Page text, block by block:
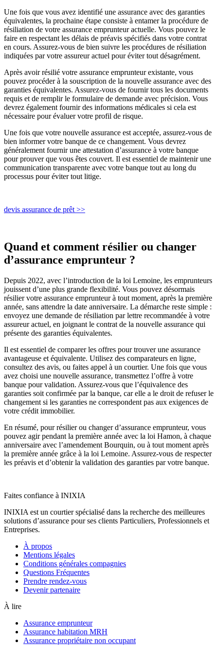
Une fois que vous avez identifié une assurance avec des garanties
équivalentes, la prochaine étape consiste à entamer la procédure de
résiliation de votre assurance emprunteur actuelle. Vous pouvez le
faire en respectant les délais de préavis spécifiés dans votre contrat
en cours. Assurez-vous de bien suivre les procédures de résiliation
indiquées par votre assureur actuel pour éviter tout désagrément.
Après avoir résilié votre assurance emprunteur existante, vous
pouvez procéder à la souscription de la nouvelle assurance avec des
garanties équivalentes. Assurez-vous de fournir tous les documents
requis et de remplir le formulaire de demande avec précision. Vous
devrez également fournir des informations médicales si cela est
nécessaire pour évaluer votre profil de risque.
Une fois que votre nouvelle assurance est acceptée, assurez-vous de
bien informer votre banque de ce changement. Vous devrez
généralement fournir une attestation d’assurance à votre banque
pour prouver que vous êtes couvert. Il est essentiel de maintenir une
communication transparente avec votre banque tout au long du
processus pour éviter tout litige.
devis assurance de prêt >>
Quand et comment résilier ou changer
d’assurance emprunteur ?
Depuis 2022, avec l’introduction de la loi Lemoine, les emprunteurs
jouissent d’une plus grande flexibilité. Vous pouvez désormais
résilier votre assurance emprunteur à tout moment, après la première
année, sans attendre la date anniversaire. La démarche reste simple :
envoyez une demande de résiliation par lettre recommandée à votre
assureur actuel, en joignant le contrat de la nouvelle assurance qui
présente des garanties équivalentes.
Il est essentiel de comparer les offres pour trouver une assurance
avantageuse et équivalente. Utilisez des comparateurs en ligne,
consultez des avis, ou faites appel à un courtier. Une fois que vous
avez choisi une nouvelle assurance, transmettez l’offre à votre
banque pour validation. Assurez-vous que l’équivalence des
garanties soit confirmée par la banque, car elle a le droit de refuser le
changement si les garanties ne correspondent pas aux exigences de
votre crédit immobilier.
En résumé, pour résilier ou changer d’assurance emprunteur, vous
pouvez agir pendant la première année avec la loi Hamon, à chaque
anniversaire avec l’amendement Bourquin, ou à tout moment après
la première année grâce à la loi Lemoine. Assurez-vous de respecter
les préavis et d’obtenir la validation des garanties par votre banque.
Faites confiance à INIXIA
INIXIA est un courtier spécialisé dans la recherche des meilleures
solutions d’assurance pour ses clients Particuliers, Professionnels et
Entreprises.
À propos
Mentions légales
Conditions générales compagnies
Questions Fréquentes
Prendre rendez-vous
Devenir partenaire
À lire
Assurance emprunteur
Assurance habitation MRH
Assurance propriétaire non occupant